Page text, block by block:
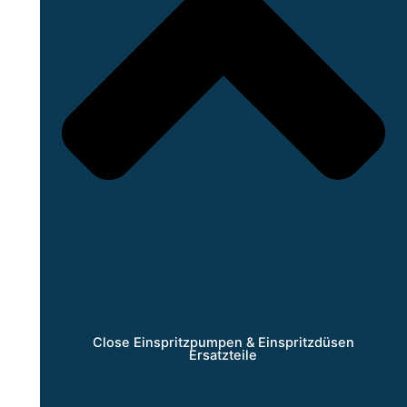
Close Einspritzpumpen & Einspritzdüsen
Ersatzteile